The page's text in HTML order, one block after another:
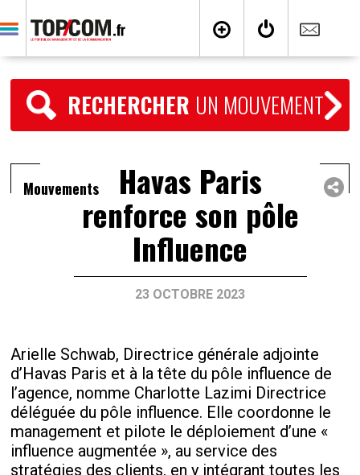
RECHERCHER UN MOUVEMENT
Mouvements Havas Paris
renforce son pôle
Influence
23 OCTOBRE 2023
Arielle Schwab, Directrice générale adjointe
d’Havas Paris et à la tête du pôle influence de
l’agence, nomme Charlotte Lazimi Directrice
déléguée du pôle influence. Elle coordonne le
management et pilote le déploiement d’une «
influence augmentée », au service des
stratégies des clients, en y intégrant toutes les